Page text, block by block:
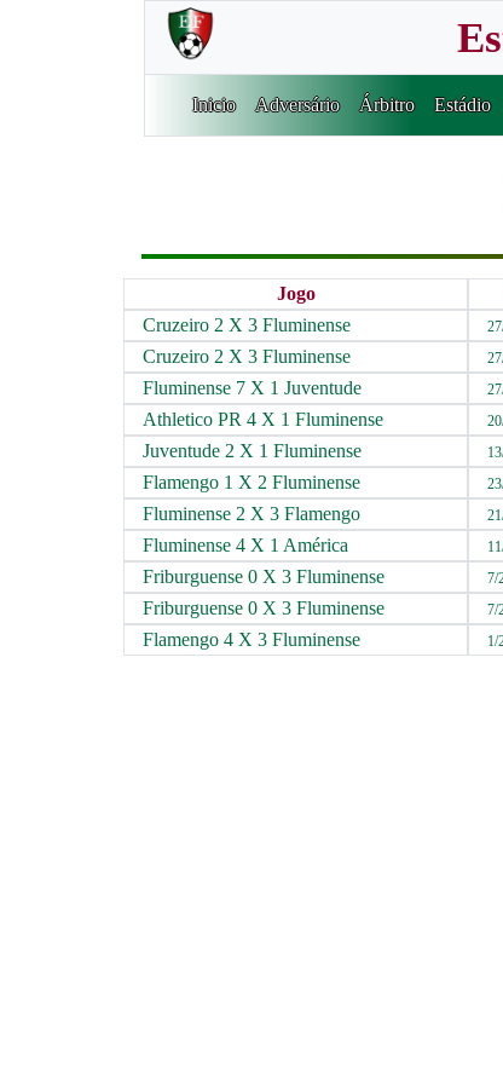
Inicio Adversário Árbitro Estádio
Jogo
Cruzeiro 2 X 3 Fluminense
Cruzeiro 2 X 3 Fluminense
Fluminense 7 X 1 Juventude
Athletico PR 4 X 1 Fluminense
Juventude 2 X 1 Fluminense
Flamengo 1 X 2 Fluminense
Fluminense 2 X 3 Flamengo
Fluminense 4 X 1 América
Friburguense 0 X 3 Fluminense 7/
Friburguense 0 X 3 Fluminense 7/
Flamengo 4 X 3 Fluminense 1/